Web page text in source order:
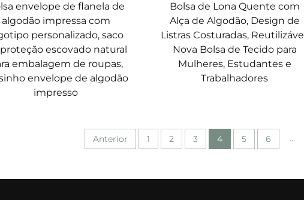
envelope de flanela de
algodão impressa com
personalizado, saco
escovado natural
embalagem de roupas,
envelope de algodão
impresso
Bolsa de Lona Quente com
Alça de Algodão, Design de
Listras Costuradas,
Nova Bolsa de Tecido para
Mulheres, Estudantes e
Trabalhadores
Anterior 1 2 3 4 5 6 ...